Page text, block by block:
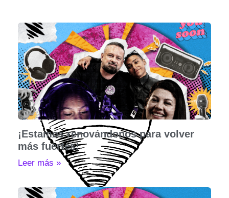
¡Estamos renovándonos para volver
más fuertes!
Leer más »